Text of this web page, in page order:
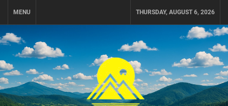
MENU THURSDAY, AUGUST 6, 2026